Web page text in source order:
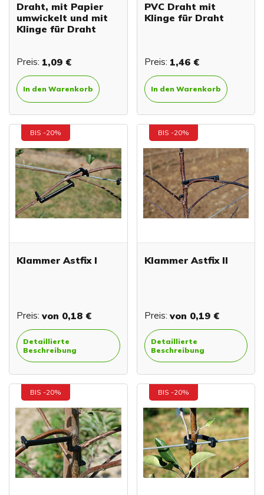
Draht, mit Papier
umwickelt und mit
Klinge für Draht
Preis: 1,09 €
In den Warenkorb
PVC Draht mit
Klinge für Draht
Preis: 1,46 €
In den Warenkorb
BIS -20%
Klammer Astfix I
Preis: von 0,18 €
Detaillierte
Beschreibung
BIS -20%
Klammer Astfix II
Preis: von 0,19 €
Detaillierte
Beschreibung
BIS -20% BIS -20%